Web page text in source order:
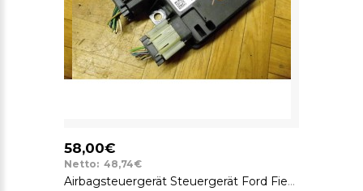
58,00€
Netto: 48,74€
Airbagsteuergerät Steuergerät Ford Fiesta 5 V FoMoCo 6S6T14B056LC